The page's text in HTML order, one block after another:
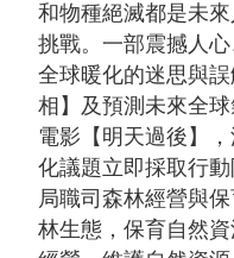
和物種絕滅都是未
挑戰。一部震撼人
全球暖化的迷思與
相】及預測未來全
電影【明天過後】
化議題立即採取行
局職司森林經營與
林生態，保育自然